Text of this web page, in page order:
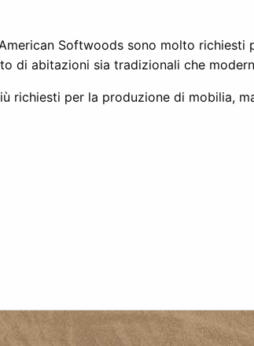
Softwoods sono molto
di abitazioni sia tradizionali che
richiesti per la produzione di mobilia,